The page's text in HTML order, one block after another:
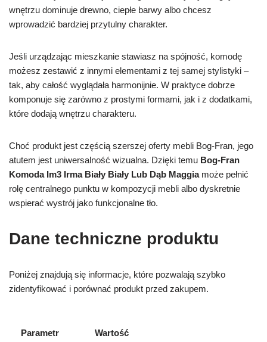
wnętrzu dominuje drewno, ciepłe barwy albo chcesz
wprowadzić bardziej przytulny charakter.
Jeśli urządzając mieszkanie stawiasz na spójność, komodę
możesz zestawić z innymi elementami z tej samej stylistyki –
tak, aby całość wyglądała harmonijnie. W praktyce dobrze
komponuje się zarówno z prostymi formami, jak i z dodatkami,
które dodają wnętrzu charakteru.
Choć produkt jest częścią szerszej oferty mebli Bog-Fran, jego
atutem jest uniwersalność wizualna. Dzięki temu Bog-Fran
Komoda Im3 Irma Biały Biały Lub Dąb Maggiamoże pełnić
rolę centralnego punktu w kompozycji mebli albo dyskretnie
wspierać wystrój jako funkcjonalne tło.
Dane techniczne produktu
Poniżej znajdują się informacje, które pozwalają szybko
zidentyfikować i porównać produkt przed zakupem.
Parametr Wartość